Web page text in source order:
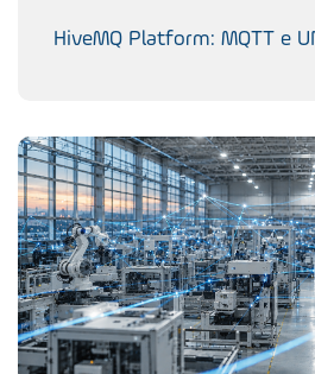
HiveMQ Platform: MQTT e